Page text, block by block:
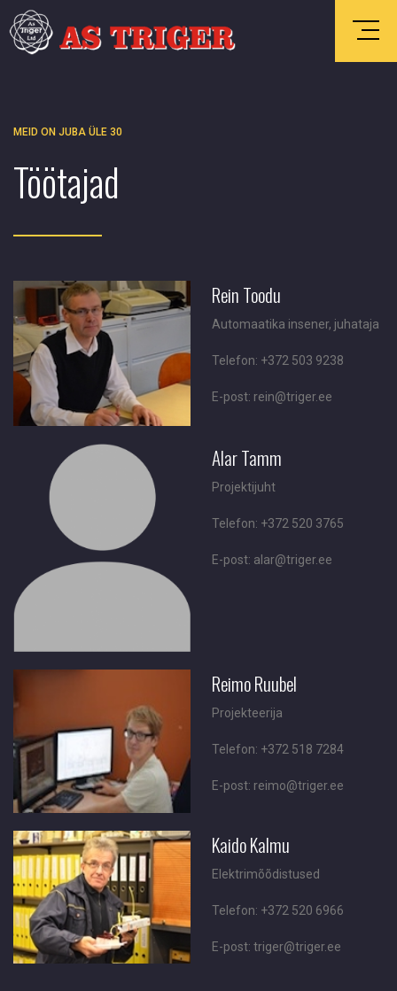
MEID ON JUBA ÜLE 30
Töötajad
Rein Toodu
Automaatika insener, juhataja
Telefon: +372 503 9238
E-post: rein@triger.ee
Alar Tamm
Projektijuht
Telefon: +372 520 3765
E-post: alar@triger.ee
Reimo Ruubel
Projekteerija
Telefon: +372 518 7284
E-post: reimo@triger.ee
Kaido Kalmu
Elektrimõõdistused
Telefon: +372 520 6966
E-post: triger@triger.ee